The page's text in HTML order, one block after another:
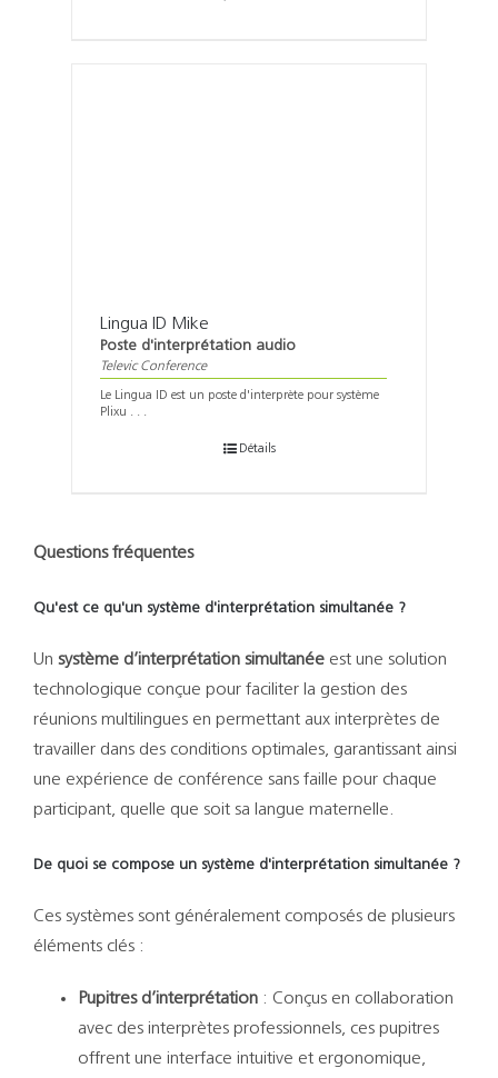
Lingua ID Mike
Poste d'interprétation audio
Televic Conference
Le Lingua ID est un poste d'interprète pour système
Plixu . . .
Détails
Questions fréquentes
Qu'est ce qu'un système d'interprétation simultanée ?
Un système d’interprétation simultanée est une solution
technologique conçue pour faciliter la gestion des
réunions multilingues en permettant aux interprètes de
travailler dans des conditions optimales, garantissant ainsi
une expérience de conférence sans faille pour chaque
participant, quelle que soit sa langue maternelle.
De quoi se compose un système d'interprétation simultanée ?
Ces systèmes sont généralement composés de plusieurs
éléments clés :
Pupitres d’interprétation : Conçus en collaboration
avec des interprètes professionnels, ces pupitres
offrent une interface intuitive et ergonomique,